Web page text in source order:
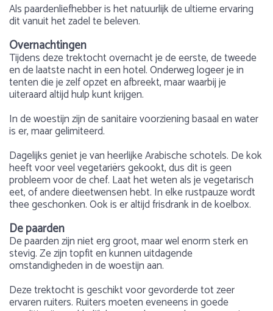
Als paardenliefhebber is het natuurlijk de ultieme ervaring
dit vanuit het zadel te beleven.
Overnachtingen
Tijdens deze trektocht overnacht je de eerste, de tweede
en de laatste nacht in een hotel. Onderweg logeer je in
tenten die je zelf opzet en afbreekt, maar waarbij je
uiteraard altijd hulp kunt krijgen.
In de woestijn zijn de sanitaire voorziening basaal en water
is er, maar gelimiteerd.
Dagelijks geniet je van heerlijke Arabische schotels. De kok
heeft voor veel vegetariërs gekookt, dus dit is geen
probleem voor de chef. Laat het weten als je vegetarisch
eet, of andere dieetwensen hebt. In elke rustpauze wordt
thee geschonken. Ook is er altijd frisdrank in de koelbox.
De paarden
De paarden zijn niet erg groot, maar wel enorm sterk en
stevig. Ze zijn topfit en kunnen uitdagende
omstandigheden in de woestijn aan.
Deze trektocht is geschikt voor gevorderde tot zeer
ervaren ruiters. Ruiters moeten eveneens in goede